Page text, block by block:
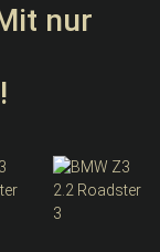
nur